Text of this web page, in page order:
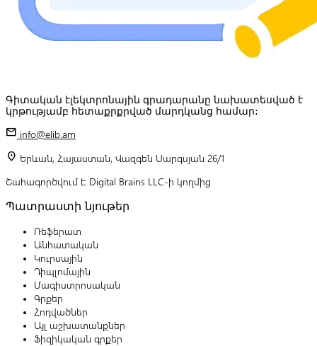
Գիտական էլեկտրոնային գրադարանը նախատեսված է
կրթությամբ հետաքրքրված մարդկանց համար:
mail info@elib.am
location_on Երևան, Հայաստան, Վազգեն Սարգսյան 26/1
Շահագործվում է Digital Brains LLC-ի կողմից
Պատրաստի նյութեր
Ռեֆերատ
Անհատական
Կուրսային
Դիպլոմային
Մագիստրոսական
Գրքեր
Հոդվածներ
Այլ աշխատանքներ
Ֆիզիկական գրքեր